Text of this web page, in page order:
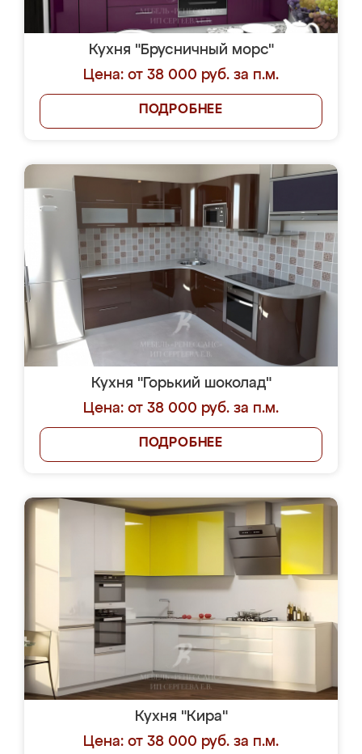
Кухня "Брусничный морс"
Цена: от 38 000 руб. за п.м.
ПОДРОБНЕЕ
Кухня "Горький шоколад"
Цена: от 38 000 руб. за п.м.
ПОДРОБНЕЕ
Кухня "Кира"
Цена: от 38 000 руб. за п.м.